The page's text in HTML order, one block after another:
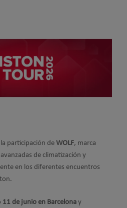
participación de WOLF, marca
de climatización y
en los diferentes encuentros
11 de junio en Barcelona y